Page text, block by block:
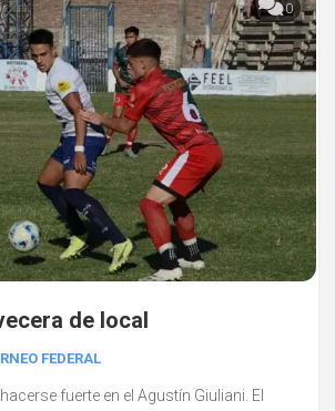
0
de local
FEDERAL
fuerte en el Agustín Giuliani. El